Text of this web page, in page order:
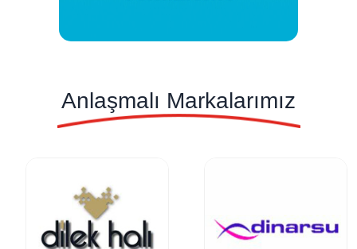
Anlaşmalı Markalarımız